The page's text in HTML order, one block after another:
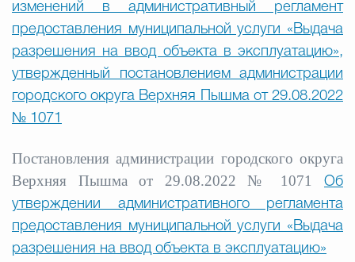
Государственные организации
изменений в административный регламент
предоставления муниципальной услуги «Выдача
разрешения на ввод объекта в эксплуатацию»,
утвержденный постановлением администрации
городского округа Верхняя Пышма от 29.08.2022
№ 1071
Постановления администрации городского округа
Верхняя Пышма от 29.08.2022 № 1071
Об
утверждении административного регламента
предоставления муниципальной услуги «Выдача
разрешения на ввод объекта в эксплуатацию»